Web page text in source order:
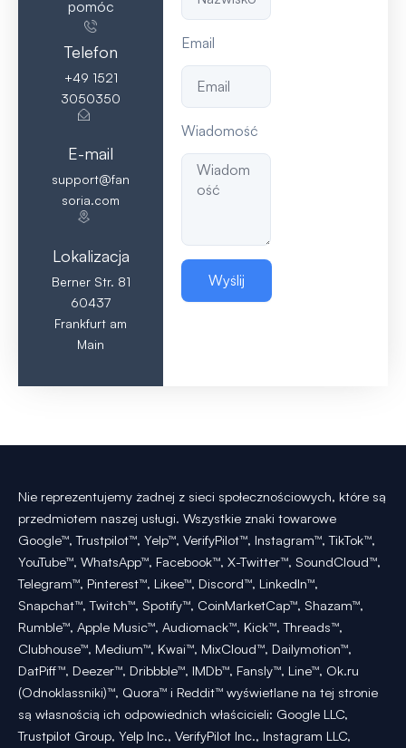
pomóc
Telefon
+49 1521
3050350
E-mail
support@fan
soria.com
Lokalizacja
Berner Str. 81
60437
Frankfurt am
Main
Email
Wiadomość
Wyślij
Nie reprezentujemy żadnej z sieci społecznościowych, które są
przedmiotem naszej usługi. Wszystkie znaki towarowe
Google™, Trustpilot™, Yelp™, VerifyPilot™, Instagram™, TikTok™,
YouTube™, WhatsApp™, Facebook™, X-Twitter™, SoundCloud™,
Telegram™, Pinterest™, Likee™, Discord™, LinkedIn™,
Snapchat™, Twitch™, Spotify™, CoinMarketCap™, Shazam™,
Rumble™, Apple Music™, Audiomack™, Kick™, Threads™,
Clubhouse™, Medium™, Kwai™, MixCloud™, Dailymotion™,
DatPiff™, Deezer™, Dribbble™, IMDb™, Fansly™, Line™, Ok.ru
(Odnoklassniki)™, Quora™ i Reddit™ wyświetlane na tej stronie
są własnością ich odpowiednich właścicieli: Google LLC,
Trustpilot Group, Yelp Inc., VerifyPilot Inc., Instagram LLC,